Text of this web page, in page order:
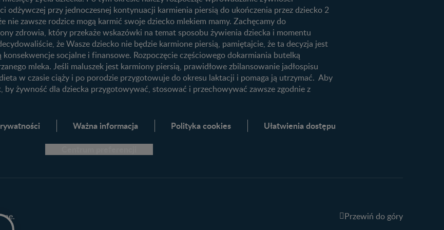
3. trymestr ciąży
Przydatne materiały dla rodziców
Poradniki dla rodziców
Karty do zdjęć dla Maluszka
Materiały do pobrania
Porady dla rodziców – praktyczne
odżywczej przy jednoczesnej kontynuacji karmienia piersią do ukończenia przez dziecko 2
nie zawsze rodzice mogą karmić swoje dziecko mlekiem mamy. Zachęcamy do
zdrowia, który przekaże wskazówki na temat sposobu żywienia dziecka i momentu
że Wasze dziecko nie będzie karmione piersią, pamiętajcie, że ta decyzja jest
socjalne i finansowe. Rozpoczęcie częściowego dokarmiania butelką
mleka. Jeśli maluszek jest karmiony piersią, prawidłowe zbilansowanie jadłospisu
w czasie ciąży i po porodzie przygotowuje do okresu laktacji i pomaga ją utrzymać. Aby
by żywność dla dziecka przygotowywać, stosować i przechowywać zawsze zgodnie z
Ważna informacja Polityka cookies
Ułatwienia dostępu
Przewiń do góry